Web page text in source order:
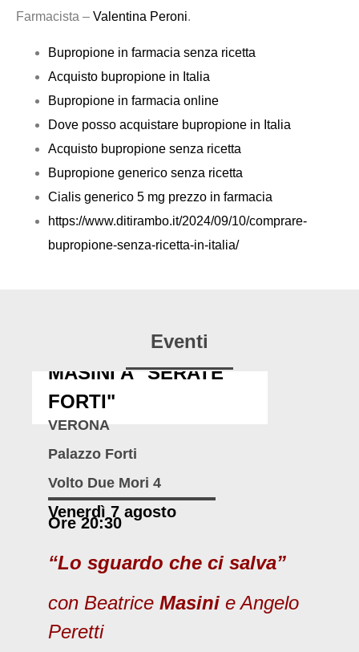
Farmacista – Valentina Peroni.
Bupropione in farmacia senza ricetta
Acquisto bupropione in Italia
Bupropione in farmacia online
Dove posso acquistare bupropione in Italia
Acquisto bupropione senza ricetta
Bupropione generico senza ricetta
Cialis generico 5 mg prezzo in farmacia
https://www.ditirambo.it/2024/09/10/comprare-
bupropione-senza-ricetta-in-italia/
Eventi
MASINI A "SERATE
FORTI"
VERONA
Palazzo Forti
Volto Due Mori 4
Venerdì 7 agosto
Ore 20:30
“Lo sguardo che ci salva”
con Beatrice Masini e Angelo
Peretti